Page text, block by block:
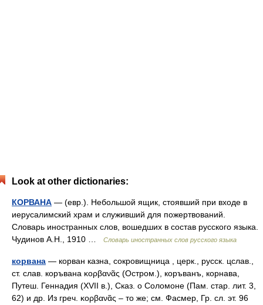
Look at other dictionaries:
КОРВАНА — (евр.). Небольшой ящик, стоявший при входе в
иерусалимский храм и служивший для пожертвований.
Словарь иностранных слов, вошедших в состав русского языка.
Чудинов А.Н., 1910 …
Словарь иностранных слов русского языка
корвана — корван казна, сокровищница , церк., русск. цслав.,
ст. слав. коръвана κορβανᾶς (Остром.), коръванъ, корнава,
Путеш. Геннадия (XVII в.), Сказ. о Соломоне (Пам. стар. лит. 3,
62) и др. Из греч. κορβανᾶς – то же; см. Фасмер, Гр. сл. эт. 96